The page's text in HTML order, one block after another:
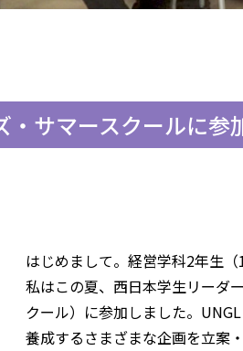
・サマースクールに参
はじめまして。経営学科2年生（
私はこの夏、西日本学生リーダ
クール）に参加しました。 UNGL
養成するさまざまな企画を立案